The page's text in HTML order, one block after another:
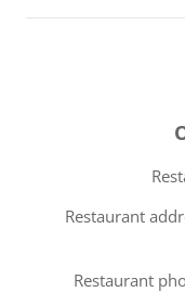
Restaurant
Restaurant